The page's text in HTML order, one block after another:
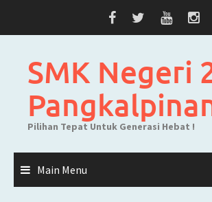
SMK Negeri
Pilihan Tepat Untuk Generasi Hebat !
Main Menu